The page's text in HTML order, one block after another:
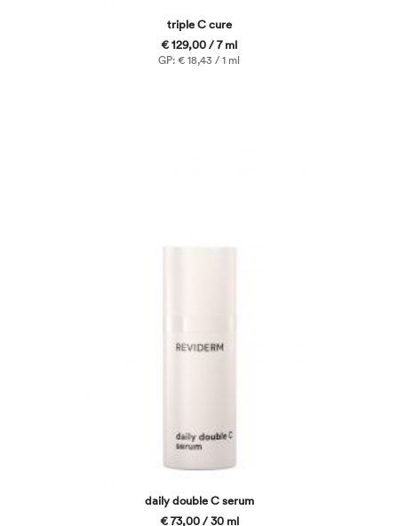
triple C cure
€ 129,00 / 7 ml
GP: € 18,43 / 1 ml
daily double C serum
€ 73,00 / 30 ml